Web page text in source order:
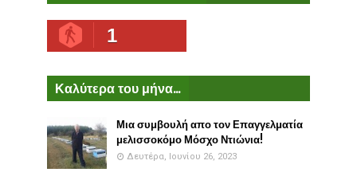
1
Καλύτερα του μήνα...
Μια συμβουλή απο τον Επαγγελματία
μελισσοκόμο Μόσχο Ντιώνια!
Δευτέρα, Ιουνίου 26, 2023